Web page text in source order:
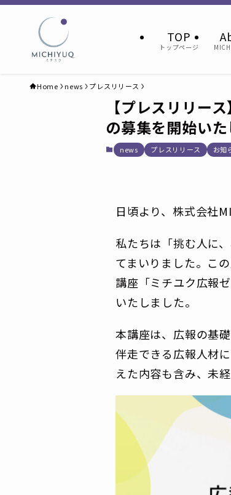
TOP
トップページ
Home news プレスリリース
【プレスリリー
の募集を開始い
news プレスリリース お知
日頃より、株式会社
私たちは「挑む人に
てまいりました。こ
講座「ミチユク広報
いたしました。
本講座は、広報の基
伴走できる広報人材
えた内容も含み、未